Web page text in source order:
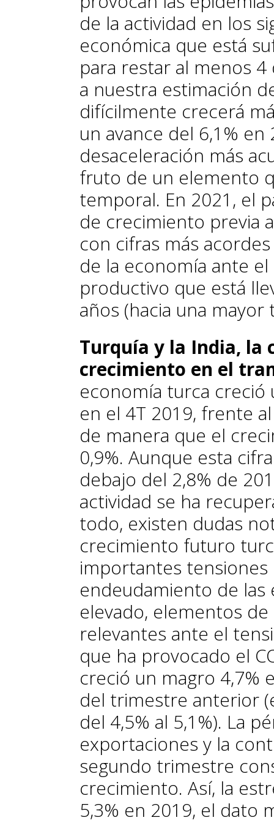
de la actividad en los
económica que está
para restar al menos
a nuestra estimación
difícilmente crecerá
un avance del 6,1%
desaceleración más
fruto de un elemento
temporal. En 2021, el
de crecimiento previa
con cifras más
de la economía ante
productivo que está
años (hacia una mayor
Turquía y la India, la
crecimiento en el
economía turca creció
en el 4T 2019, frente
de manera que el
0,9%. Aunque esta
debajo del 2,8% de
actividad se ha
todo, existen dudas
crecimiento futuro
importantes tensiones
endeudamiento de las
elevado, elementos
relevantes ante el
que ha provocado el
creció un magro 4,7%
del trimestre anterior
del 4,5% al 5,1%). La
exportaciones y la
segundo trimestre
crecimiento. Así, la
5,3% en 2019, el dato